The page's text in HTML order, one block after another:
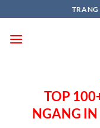
TOP
NGANG